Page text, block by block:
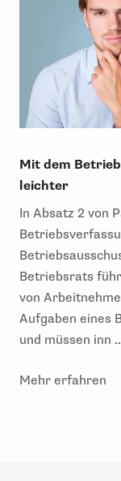
Mit dem
leichter
In Absatz 2 von
Betriebsrats
von
Aufgaben eines
und müssen inn
Mehr erfahren